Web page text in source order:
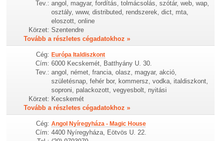
Tev.: angol, magyar, fordítás, tolmácsolás, szótár, web, wap,
osztály, www, distributed, rendszerek, dict, mta,
eloszott, online
Körzet: Szentendre
Tovább a részletes cégadatokhoz »
Cég: Európa Italdiszkont
Cím: 6000 Kecskemét, Batthyány U. 30.
Tev.: angol, német, francia, olasz, magyar, akció,
születésnap, fehér bor, kommersz, vodka, italdiszkont,
soproni, palackozott, vegyesbolt, nyitási
Körzet: Kecskemét
Tovább a részletes cégadatokhoz »
Cég: Angol Nyíregyháza - Magic House
Cím: 4400 Nyíregyháza, Eötvös U. 22.